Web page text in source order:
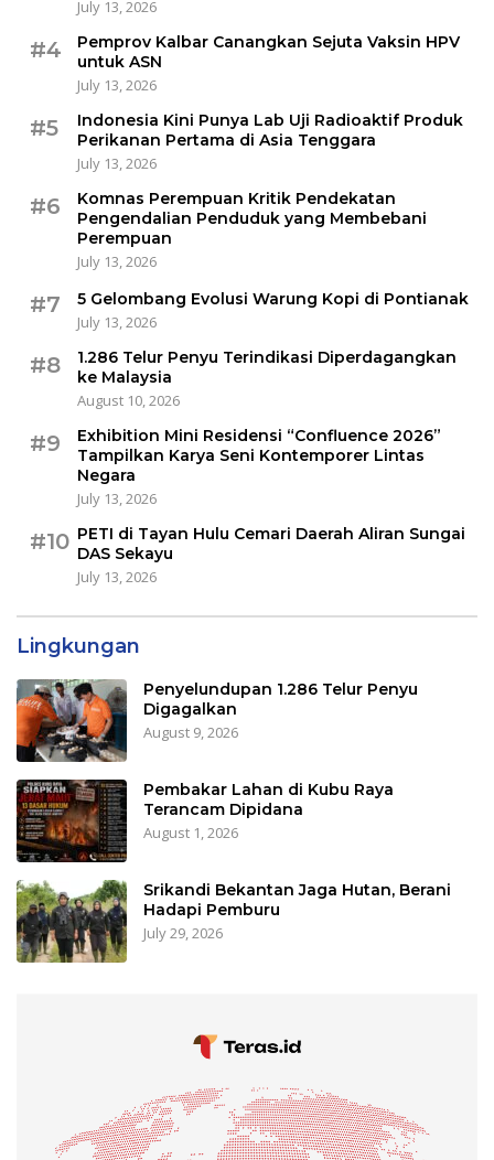
July 13, 2026
#4
Pemprov Kalbar Canangkan Sejuta Vaksin HPV
untuk ASN
July 13, 2026
#5
Indonesia Kini Punya Lab Uji Radioaktif Produk
Perikanan Pertama di Asia Tenggara
July 13, 2026
#6
Komnas Perempuan Kritik Pendekatan
Pengendalian Penduduk yang Membebani
Perempuan
July 13, 2026
#7
5 Gelombang Evolusi Warung Kopi di Pontianak
July 13, 2026
#8
1.286 Telur Penyu Terindikasi Diperdagangkan
ke Malaysia
August 10, 2026
#9
Exhibition Mini Residensi “Confluence 2026”
Tampilkan Karya Seni Kontemporer Lintas
Negara
July 13, 2026
#10 PETI di Tayan Hulu Cemari Daerah Aliran Sungai
DAS Sekayu
July 13, 2026
Lingkungan
Penyelundupan 1.286 Telur Penyu
Digagalkan
August 9, 2026
Pembakar Lahan di Kubu Raya
Terancam Dipidana
August 1, 2026
Srikandi Bekantan Jaga Hutan, Berani
Hadapi Pemburu
July 29, 2026